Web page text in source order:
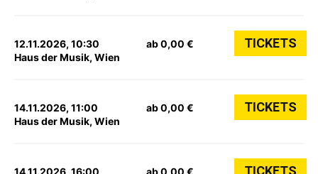
12.11.2026, 10:30
Haus der Musik, Wien
ab 0,00 € TICKETS
14.11.2026, 11:00
Haus der Musik, Wien
ab 0,00 € TICKETS
14.11.2026, 16:00
ab 0,00 € TICKETS